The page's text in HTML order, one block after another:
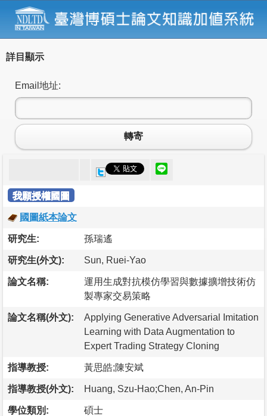
詳目顯示
Email地址:
轉寄
我願授權國圖
國圖紙本論文
研究生: 孫瑞遙
研究生(外文): Sun, Ruei-Yao
論文名稱:
運用生成對抗模仿學習與數據擴增技術仿
製專家交易策略
論文名稱(外文):
Applying Generative Adversarial Imitation
Learning with Data Augmentation to
Expert Trading Strategy Cloning
指導教授: 黃思皓;陳安斌
指導教授(外文): Huang, Szu-Hao;Chen, An-Pin
學位類別: 碩士